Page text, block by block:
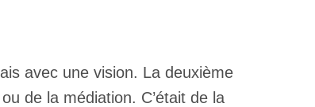
avec une vision. La deuxième
de la médiation. C’était de la